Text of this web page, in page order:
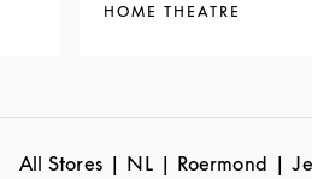
HOME THEATRE
All Stores NL Roermond